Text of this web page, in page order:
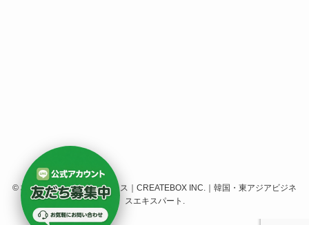
© 株式会社クリエイトボックス｜CREATEBOX INC.｜韓国・東アジアビジネ
スエキスパート.